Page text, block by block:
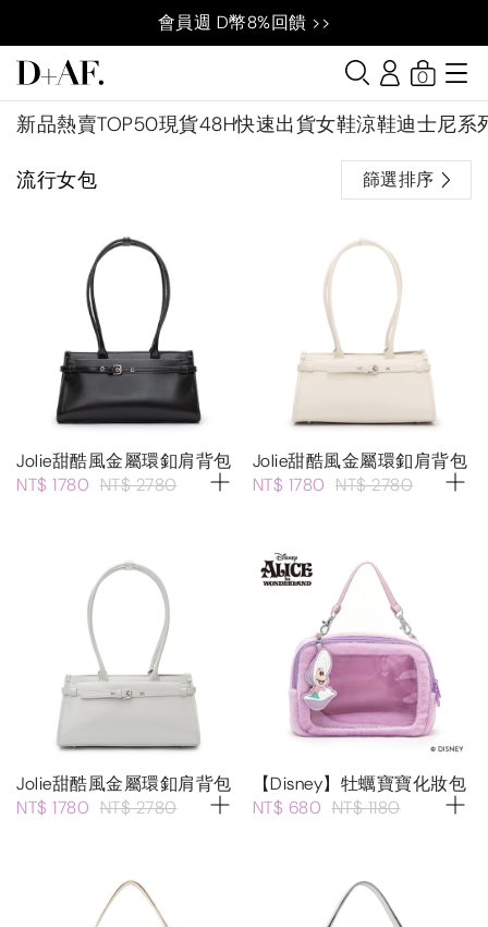
會員週 D幣8%回饋 >>
新品熱賣TOP50現貨48H快速出貨女鞋涼鞋迪士尼系
0
流行女包 篩選排序
Jolie甜酷風金屬環釦肩背包
NT$ 1780 NT$ 2780
Jolie甜酷風金屬環釦肩背包
NT$ 1780 NT$ 2780
Jolie甜酷風金屬環釦肩背包
NT$ 1780 NT$ 2780
【Disney】牡蠣寶寶化妝包
NT$ 680 NT$ 1180